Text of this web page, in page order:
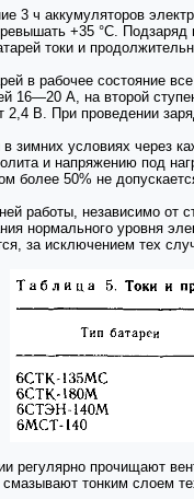
3 ч аккумуляторов
+35 °С.
токи и
в рабочее состояние
16—20 А, на второй
2,4 В. При проведении
в зимних условиях через
и напряжению под
более 50% не
работы, независимо от
нормального уровня
за исключением тех
регулярно прочищают
тонким слоем